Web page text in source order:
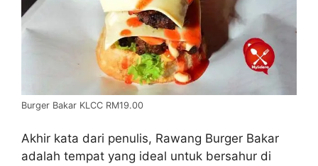
Burger Bakar KLCC RM19.00
Akhir kata dari penulis, Rawang Burger Bakar
adalah tempat yang ideal untuk bersahur di